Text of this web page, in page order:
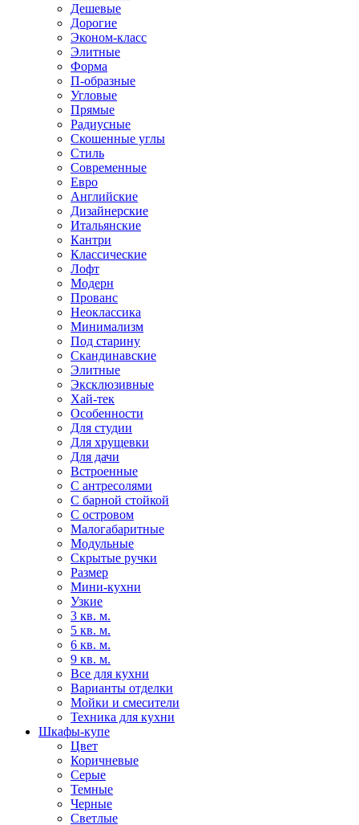
Дешевые
Дорогие
Эконом-класс
Элитные
Форма
П-образные
Угловые
Прямые
Радиусные
Скошенные углы
Стиль
Современные
Евро
Английские
Дизайнерские
Итальянские
Кантри
Классические
Лофт
Модерн
Прованс
Неоклассика
Минимализм
Под старину
Скандинавские
Элитные
Эксклюзивные
Хай-тек
Особенности
Для студии
Для хрущевки
Для дачи
Встроенные
С антресолями
С барной стойкой
С островом
Малогабаритные
Модульные
Скрытые ручки
Размер
Мини-кухни
Узкие
3 кв. м.
5 кв. м.
6 кв. м.
9 кв. м.
Все для кухни
Варианты отделки
Мойки и смесители
Техника для кухни
Шкафы-купе
Цвет
Коричневые
Серые
Темные
Черные
Светлые